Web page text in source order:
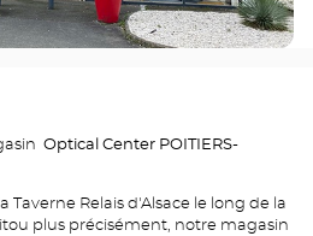
Optical Center POITIERS-
Taverne Relais d'Alsace le long de la
plus précisément, notre magasin